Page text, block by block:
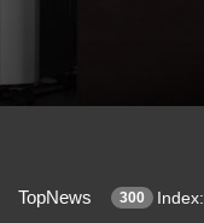
TopNews 300 Index: